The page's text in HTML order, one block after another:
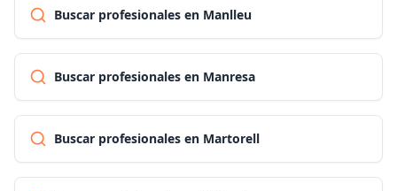
Buscar profesionales en Manlleu
Buscar profesionales en Manresa
Buscar profesionales en Martorell